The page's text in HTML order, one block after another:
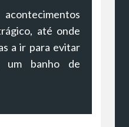
até onde
a ir para evitar
um banho de